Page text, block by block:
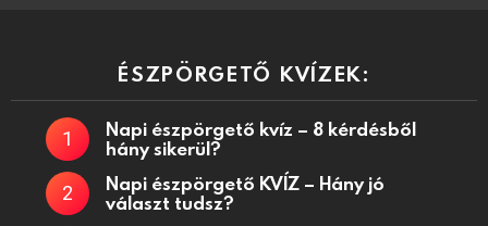
ÉSZPÖRGETŐ KVÍZEK:
Napi észpörgető kvíz – 8 kérdésből
hány sikerül?
Napi észpörgető KVÍZ – Hány jó
választ tudsz?